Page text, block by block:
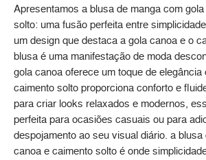
Apresentamos a blusa de manga com
solto: uma fusão perfeita entre
um design que destaca a gola canoa e o
blusa é uma manifestação de moda
gola canoa oferece um toque de
caimento solto proporciona conforto e
para criar looks relaxados e modernos,
perfeita para ocasiões casuais ou para
despojamento ao seu visual diário. a
canoa e caimento solto é onde